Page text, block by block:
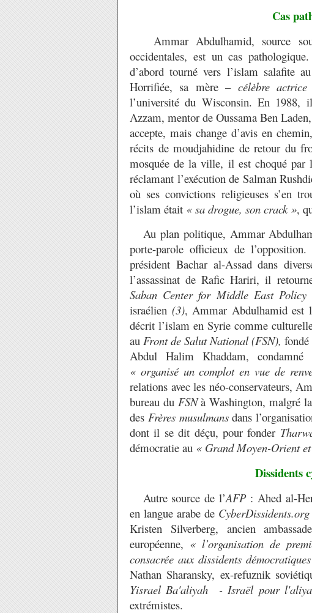
Cas
Ammar Abdulhamid, source
occidentales, est un cas
d’abord tourné vers l’islam salafite
Horrifiée, sa mère – célèbre actrice
l’université du Wisconsin. En
Azzam, mentor de Oussama Ben
accepte, mais change d’avis en
récits de moudjahidine de retour du
mosquée de la ville, il est choqué par
réclamant l’exécution de Salman
où ses convictions religieuses s’en
l’islam était « sa drogue, son crack »,
Au plan politique, Ammar
porte-parole officieux de
président Bachar al-Assad dans
l’assassinat de Rafic Hariri, il
Saban Center for Middle East Policy
israélien (3), Ammar Abdulhamid est
décrit l’islam en Syrie comme
au Front de Salut National (FSN),
Abdul Halim Khaddam, condamné
« organisé un complot en vue de
relations avec les néo-conservateurs,
bureau du FSNà Washington, malgré
des Frères musulmansdans
dont il se dit déçu, pour fonder
démocratie au « Grand Moyen-Orient
Dissidents
Autre source de l’AFP: Ahed al-
en langue arabe de CyberDissidents.org
Kristen Silverberg, ancien
européenne, « l’organisation de
consacrée aux dissidents
Nathan Sharansky, ex-refuznik
Yisrael Ba'aliyah - Israël pour
extrémistes.